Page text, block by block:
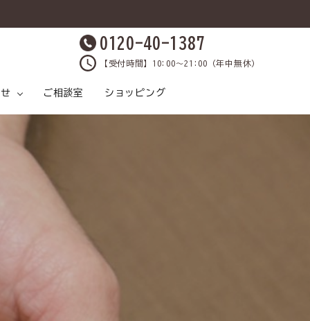
0120-40-1387
【受付時間】10:00～21:00（年中無休）
料と製法
クス
ご相談室 ショッピング